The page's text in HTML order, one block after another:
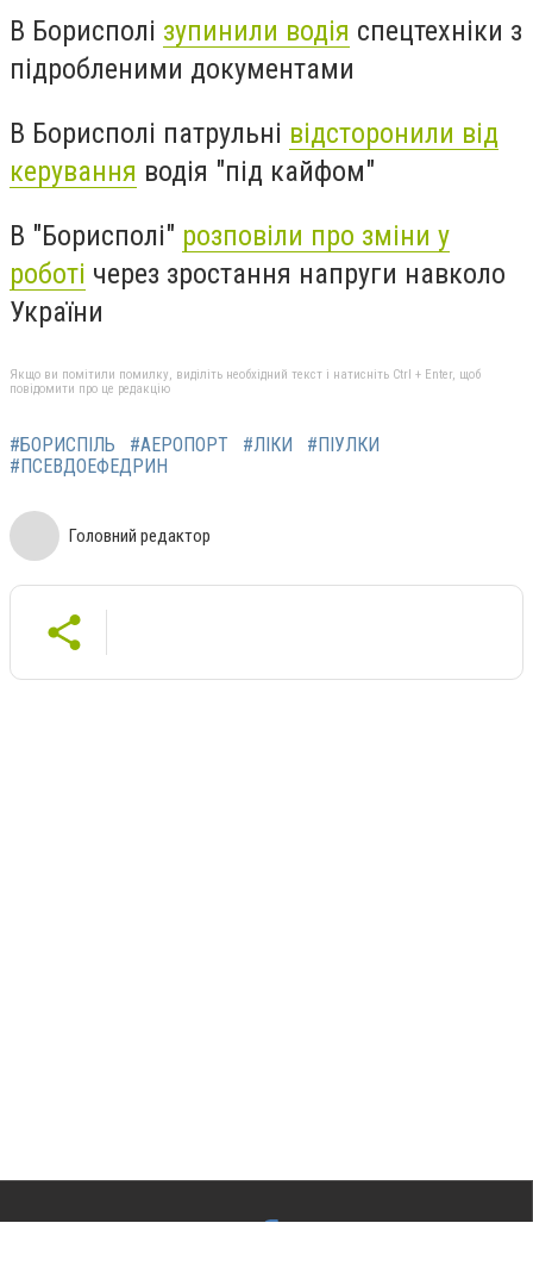
В Борисполі зупинили водія спецтехніки з
підробленими документами
В Борисполі патрульні відсторонили від
керування водія "під кайфом"
В "Борисполі" розповіли про зміни у
роботі через зростання напруги навколо
України
Якщо ви помітили помилку, виділіть необхідний текст і натисніть Ctrl + Enter, щоб
повідомити про це редакцію
#БОРИСПІЛЬ #АЕРОПОРТ #ЛІКИ
#ПІУЛКИ
#ПСЕВДОЕФЕДРИН
Головний редактор